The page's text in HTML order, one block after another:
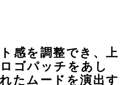
感を調整でき、上
ゴパッチをあし
たムードを演出す